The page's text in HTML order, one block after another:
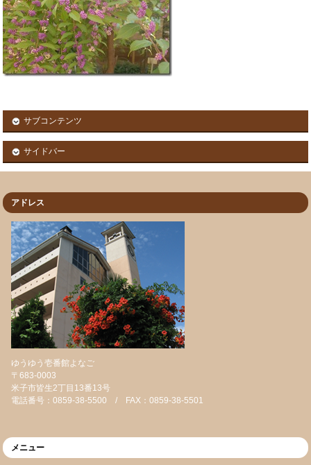
サブコンテンツ
サイドバー
アドレス
ゆうゆう壱番館よなご
〒683-0003
米子市皆生2丁目13番13号
電話番号：0859-38-5500 / FAX：0859-38-5501
メニュー